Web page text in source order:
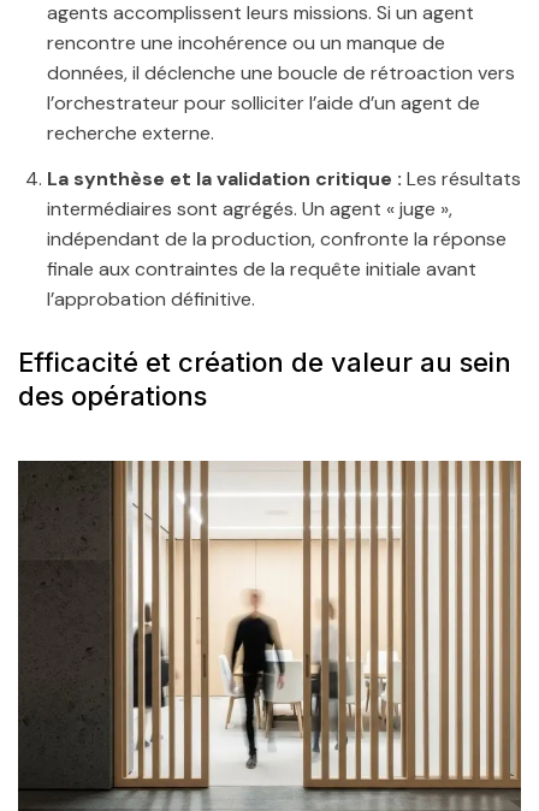
agents accomplissent leurs missions. Si un agent
rencontre une incohérence ou un manque de
données, il déclenche une boucle de rétroaction vers
l’orchestrateur pour solliciter l’aide d’un agent de
recherche externe.
La synthèse et la validation critique : Les résultats
intermédiaires sont agrégés. Un agent « juge »,
indépendant de la production, confronte la réponse
finale aux contraintes de la requête initiale avant
l’approbation définitive.
Efficacité et création de valeur au sein
des opérations